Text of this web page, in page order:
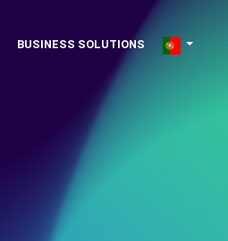
BUSINESS SOLUTIONS